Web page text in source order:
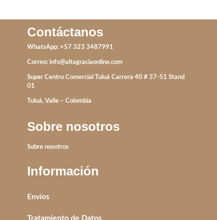
Contáctanos
WhatsApp: +57 323 3487991
Correo: info@altagraciaonline.com
Super Centro Comercial Tuluá Carrera 40 # 37-51 Stand
01
Tuluá, Valle – Colombia
Sobre nosotros
Sobre nosotros
Información
Envíos
Tratamiento de Datos